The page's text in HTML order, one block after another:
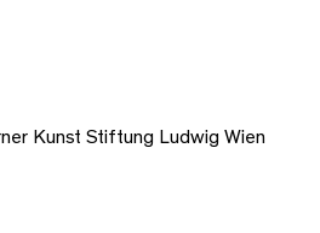
Kunst Stiftung Ludwig Wien